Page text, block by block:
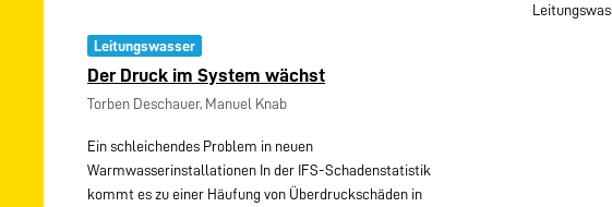
Leitungswasser
Der Druck im System wächst
Torben Deschauer, Manuel Knab
Ein schleichendes Problem in neuen
Warmwasserinstallationen In der IFS-Schadenstatistik
kommt es zu einer Häufung von Überdruckschäden in